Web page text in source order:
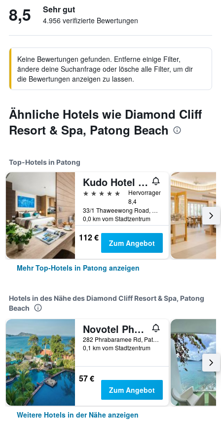
8,5 Sehr gut
4.956 verifizierte Bewertungen
Keine Bewertungen gefunden. Entferne einige Filter,
ändere deine Suchanfrage oder lösche alle Filter, um dir
die Bewertungen anzeigen zu lassen.
Ähnliche Hotels wie Diamond Cliff
Resort & Spa, Patong Beach
Top-Hotels in Patong
Kudo Hotel & Beach Club (Adults Only)
5 Sterne
Hervorragend
8,4
33/1 Thaweewong Road, Patong, Thailand
0,0 km vom Stadtzentrum
112 € Zum Angebot
Mehr Top-Hotels in Patong anzeigen
Hotels in des Nähe des Diamond Cliff Resort & Spa, Patong
Beach
Novotel Phuket Resort
282 Phrabaramee Rd, Patong, Thailand
0,1 km vom Stadtzentrum
57 €
Zum Angebot
Weitere Hotels in der Nähe anzeigen